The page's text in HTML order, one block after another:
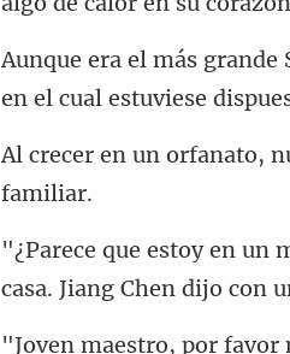
en el cual e
c
por favor